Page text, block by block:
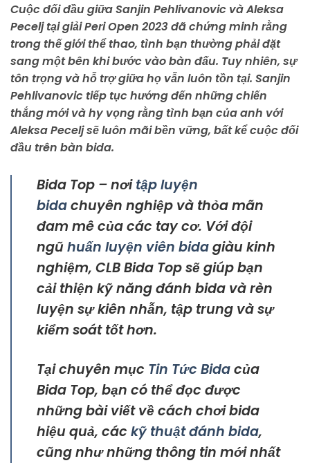
Cuộc đối đầu giữa Sanjin Pehlivanovic và Aleksa
Pecelj tại giải Peri Open 2023 đã chứng minh rằng
trong thế giới thể thao, tình bạn thường phải đặt
sang một bên khi bước vào bàn đấu. Tuy nhiên, sự
tôn trọng và hỗ trợ giữa họ vẫn luôn tồn tại. Sanjin
Pehlivanovic tiếp tục hướng đến những chiến
thắng mới và hy vọng rằng tình bạn của anh với
Aleksa Pecelj sẽ luôn mãi bền vững, bất kể cuộc đối
đầu trên bàn bida.
Bida Top – nơitập luyện
bidachuyên nghiệp và thỏa mãn
đam mê của các tay cơ. Với đội
ngũ huấn luyện viên bidagiàu kinh
nghiệm, CLB Bida Top sẽ giúp bạn
cải thiện kỹ năng đánh bida và rèn
luyện sự kiên nhẫn, tập trung và sự
kiểm soát tốt hơn.
Tại chuyên mục Tin Tức Bidacủa
Bida Top, bạn có thể đọc được
những bài viết về cách chơi bida
hiệu quả, các kỹ thuật đánh bida,
cũng như những thông tin mới nhất